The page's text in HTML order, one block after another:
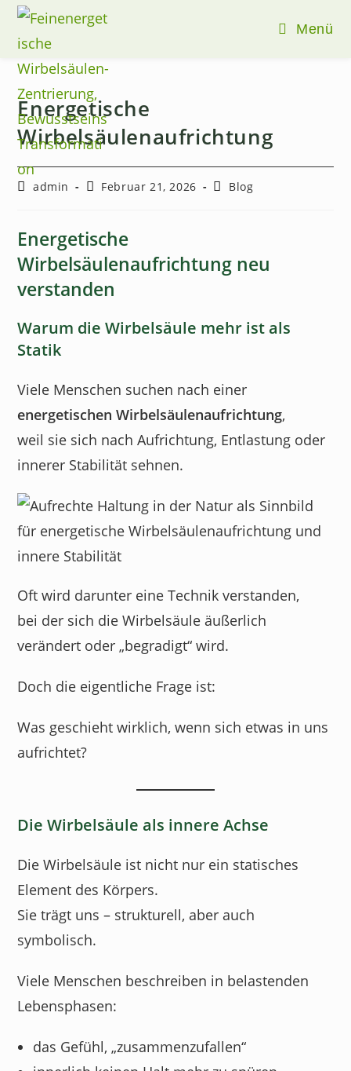
Zum
springen
Menü
Energetische
Wirbelsäulenaufrichtung
Beitrags-
admin
Beitrag
Februar 21, 2026
Beitrags-
Blog
Energetische
Wirbelsäulenaufrichtung neu
verstanden
Warum die Wirbelsäule mehr ist als
Statik
Viele Menschen suchen nach einer
energetischen Wirbelsäulenaufrichtung,
weil sie sich nach Aufrichtung, Entlastung oder
innerer Stabilität sehnen.
Oft wird darunter eine Technik verstanden,
bei der sich die Wirbelsäule äußerlich
verändert oder „begradigt“ wird.
Doch die eigentliche Frage ist:
Was geschieht wirklich, wenn sich etwas in uns
aufrichtet?
Die Wirbelsäule als innere Achse
Die Wirbelsäule ist nicht nur ein statisches
Element des Körpers.
Sie trägt uns – strukturell, aber auch
symbolisch.
Viele Menschen beschreiben in belastenden
Lebensphasen:
das Gefühl, „zusammenzufallen“